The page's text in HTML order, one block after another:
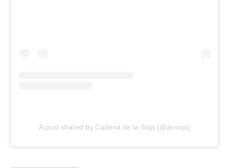
A post shared by Cadena de la Soja (@acsoja)